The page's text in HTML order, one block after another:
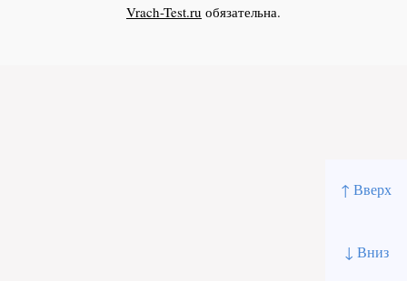
↑ Вверх
↓ Вниз
Vrach-Test.ru обязательна.